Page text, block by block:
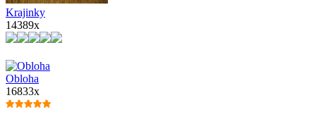
Krajinky
14389x
Obloha
16833x